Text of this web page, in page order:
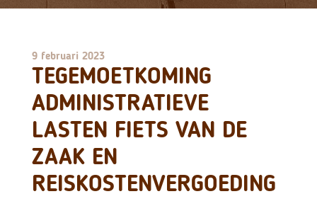
9 februari 2023
TEGEMOETKOMING
ADMINISTRATIEVE
LASTEN FIETS VAN DE
ZAAK EN
REISKOSTENVERGOEDING